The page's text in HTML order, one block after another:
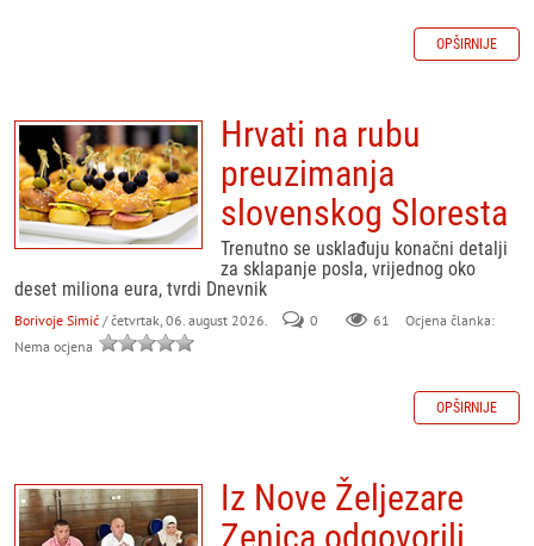
OPŠIRNIJE
Hrvati na rubu
preuzimanja
slovenskog Sloresta
Trenutno se usklađuju konačni detalji
za sklapanje posla, vrijednog oko
deset miliona eura, tvrdi Dnevnik
Borivoje Simić / četvrtak, 06. august 2026. 0 61
Ocjena članka:
Nema ocjena
OPŠIRNIJE
Iz Nove Željezare
Zenica odgovorili